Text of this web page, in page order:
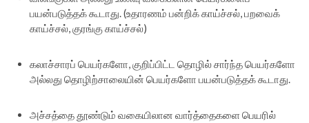
பயன்படுத்தக் கூடாது. (உதாரணம் பன்றிக் காய்ச்சல், பறவைக்
காய்ச்சல், குரங்கு காய்ச்சல்)
கலாச்சாரப் பெயர்களோ, குறிப்பிட்ட தொழில் சார்ந்த பெயர்களோ
அல்லது தொழிற்சாலையின் பெயர்களோ பயன்படுத்தக் கூடாது.
அச்சத்தை தூண்டும் வகையிலான வார்த்தைகளை பெயரில்